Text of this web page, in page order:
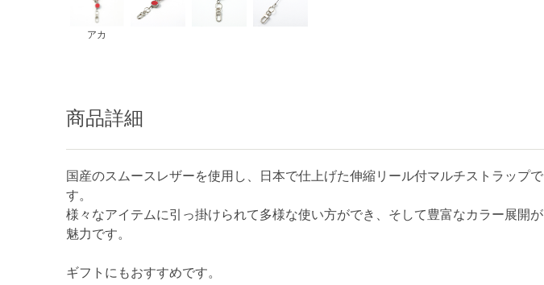
アカ
商品詳細
国産のスムースレザーを使用し、日本で仕上げた伸縮リール付マルチストラップで
す。
様々なアイテムに引っ掛けられて多様な使い方ができ、そして豊富なカラー展開が
魅力です。
ギフトにもおすすめです。